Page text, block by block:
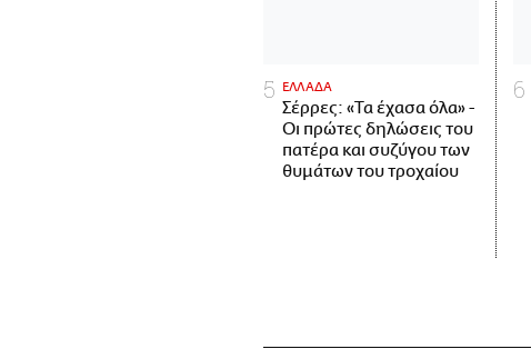
ΕΛΛΑΔΑ
Σέρρες: «Τα έχασα όλα» -
Οι πρώτες δηλώσεις του
πατέρα και συζύγου των
θυμάτων του τροχαίου